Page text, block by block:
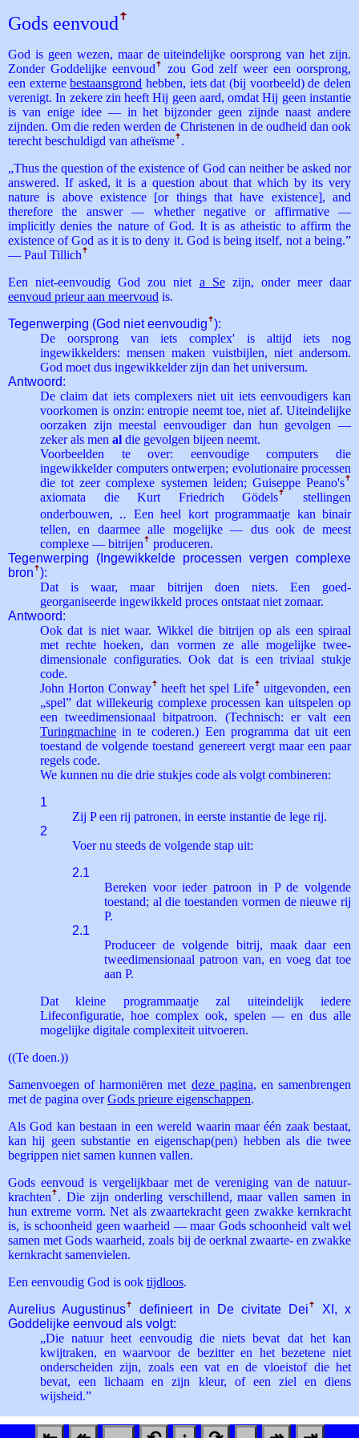
Gods eenvoud ꜛ
God is geen wezen, maar de uiteindelijke oorsprong van het zijn.
Zonder Goddelijke eenvoud ꜛ zou God zelf weer een oorsprong,
een externebestaansgrond hebben, iets dat (bij voorbeeld) de delen
verenigt. In zekere zin heeft Hij geen aard, omdat Hij geen instantie
is van enige idee — in het bijzonder geen zijnde naast andere
zijnden. Om die reden werden de Christenen in de oudheid dan ook
terecht beschuldigd van atheïsmeꜛ .
„Thus the question of the existence of God can neither be asked nor
answered. If asked, it is a question about that which by its very
nature is above existence [or things that have existence], and
therefore the answer — whether negative or affirmative —
implicitly denies the nature of God. It is as atheistic to affirm the
existence of God as it is to deny it. God is being itself, not a being.”
— Paul Tillich ꜛ
Een niet-eenvoudig God zou niet a Sezijn, onder meer daar
eenvoud prieur aan meervoud is.
Tegenwerping (God niet eenvoudig ꜛ):
De oorsprong van iets complex' is altijd iets nog
ingewikkelders: mensen maken vuistbijlen, niet andersom.
God moet dus ingewikkelder zijn dan het universum.
Antwoord:
De claim dat iets complexers niet uit iets eenvoudigers kan
voorkomen is onzin: entropie neemt toe, niet af. Uiteindelijke
oorzaken zijn meestal eenvoudiger dan hun gevolgen —
zeker als men al die gevolgen bijeen neemt.
Voorbeelden te over: eenvoudige computers die
ingewikkelder computers ontwerpen; evolutionaire processen
die tot zeer complexe systemen leiden; Guiseppe Peano'sꜛ
axiomata die Kurt Friedrich Gödelsꜛ
stellingen
onderbouwen, ‥ Een heel kort programmaatje kan binair
tellen, en daarmee alle mogelijke — dus ook de meest
complexe — bit­rijen ꜛ produceren.
Tegenwerping (Ingewikkelde processen vergen complexe
bron ꜛ):
Dat is waar, maar bitrijen doen niets. Een goed-
georganiseerde ingewikkeld proces ontstaat niet zomaar.
Antwoord:
Ook dat is niet waar. Wikkel die bitrijen op als een spiraal
met rechte hoeken, dan vormen ze alle mogelijke twee-
dimensionale configuraties. Ook dat is een triviaal stukje
code.
John Horton Conwayꜛ heeft het spel Lifeꜛ uitgevonden, een
„spel” dat willekeurig complexe processen kan uitspelen op
een tweedimensionaal bitpatroon. (Technisch: er valt een
Turingmachine in te coderen.) Een programma dat uit een
toestand de volgende toestand genereert vergt maar een paar
regels code.
We kunnen nu die drie stukjes code als volgt combineren:
1
Zij P een rij patronen, in eerste instantie de lege rij.
2
Voer nu steeds de volgende stap uit:
2.1
Bereken voor ieder patroon in P de volgende
toestand; al die toestanden vormen de nieuwe rij
P.
2.1
Produceer de volgende bitrij, maak daar een
tweedimensionaal patroon van, en voeg dat toe
aan P.
Dat kleine programmaatje zal uiteindelijk iedere
Lifeconfiguratie, hoe complex ook, spelen — en dus alle
mogelijke digitale complexiteit uitvoeren.
((Te doen.))
Samenvoegen of harmoniëren met deze pagina, en samenbrengen
met de pagina overGods prieure eigenschappen.
Als God kan bestaan in een wereld waarin maar één zaak bestaat,
kan hij geen substantie en eigenschap(pen) hebben als die twee
begrippen niet samen kunnen vallen.
Gods eenvoud is vergelijkbaar met de vereniging van de natuur­
krachten ꜛ . Die zijn onderling verschillend, maar vallen samen in
hun extreme vorm. Net als zwaartekracht geen zwakke kernkracht
is, is schoonheid geen waarheid — maar Gods schoonheid valt wel
samen met Gods waarheid, zoals bij de oerknal zwaarte- en zwakke
kernkracht samenvielen.
Een eenvoudig God is ook tijdloos.
Aurelius Augustinusꜛ definieert in De civitate Dei ꜛ
XI, x
Goddelijke eenvoud als volgt:
„Die natuur heet eenvoudig die niets bevat dat het kan
kwijtraken, en waarvoor de bezitter en het bezetene niet
onderscheiden zijn, zoals een vat en de vloeistof die het
bevat, een lichaam en zijn kleur, of een ziel en diens
wijsheid.”